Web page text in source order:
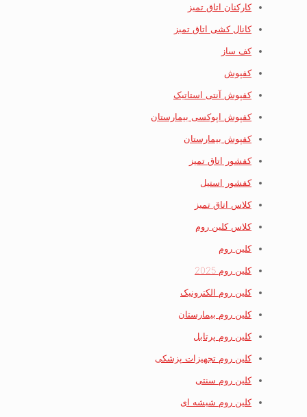
کارکنان اتاق تمیز
کانال کشی اتاق تمبز
کف ساز
کفپوش
کفپوش آنتی استاتیک
کفپوش اپوکسی بیمارستان
کفپوش بیمارستان
کفشور اتاق تمیز
کفشور استیل
کلاس اتاق تمیز
کلاس کلین روم
کلین روم
کلین روم 2025
کلین روم الکترونیک
کلین روم بیمارستان
کلین روم پرتابل
کلین روم تجهیزات پزشکی
کلین روم سنتی
کلین روم شیشه ای